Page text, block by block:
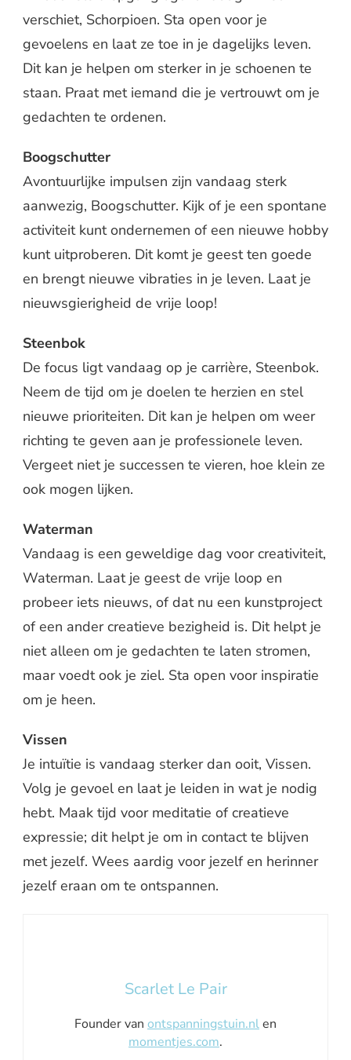
verschiet, Schorpioen. Sta open voor je
gevoelens en laat ze toe in je dagelijks leven.
Dit kan je helpen om sterker in je schoenen te
staan. Praat met iemand die je vertrouwt om je
gedachten te ordenen.
Boogschutter
Avontuurlijke impulsen zijn vandaag sterk
aanwezig, Boogschutter. Kijk of je een spontane
activiteit kunt ondernemen of een nieuwe hobby
kunt uitproberen. Dit komt je geest ten goede
en brengt nieuwe vibraties in je leven. Laat je
nieuwsgierigheid de vrije loop!
Steenbok
De focus ligt vandaag op je carrière, Steenbok.
Neem de tijd om je doelen te herzien en stel
nieuwe prioriteiten. Dit kan je helpen om weer
richting te geven aan je professionele leven.
Vergeet niet je successen te vieren, hoe klein ze
ook mogen lijken.
Waterman
Vandaag is een geweldige dag voor creativiteit,
Waterman. Laat je geest de vrije loop en
probeer iets nieuws, of dat nu een kunstproject
of een ander creatieve bezigheid is. Dit helpt je
niet alleen om je gedachten te laten stromen,
maar voedt ook je ziel. Sta open voor inspiratie
om je heen.
Vissen
Je intuïtie is vandaag sterker dan ooit, Vissen.
Volg je gevoel en laat je leiden in wat je nodig
hebt. Maak tijd voor meditatie of creatieve
expressie; dit helpt je om in contact te blijven
met jezelf. Wees aardig voor jezelf en herinner
jezelf eraan om te ontspannen.
Scarlet Le Pair
Founder van ontspanningstuin.nlen
momentjes.com.